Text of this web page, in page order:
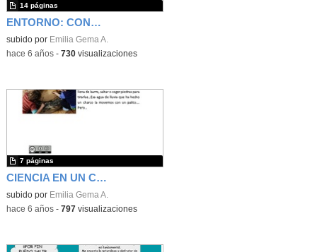
ENTORNO: CONOCER EL ENTORNO PASEANDO
subido por Emilia Gema A.
14 páginas
-hace 6 años- 730visualizaciones
CIENCIA EN UN CHARCO
subido por Emilia Gema A.
7 páginas
-hace 6 años- 797visualizaciones